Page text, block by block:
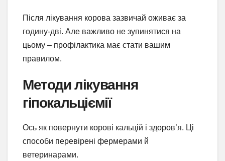
Після лікування корова зазвичай оживає за
годину-дві. Але важливо не зупинятися на
цьому – профілактика має стати вашим
правилом.
Методи лікування
гіпокальціємії
Ось як повернути корові кальцій і здоров’я. Ці
способи перевірені фермерами й
ветеринарами.